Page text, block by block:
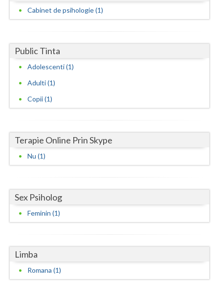
Maramures
Mures
Neamt
Prahova
Satu-Mare
Sibiu
Suceava
Teleorman
Tulcea
Valcea
Cabinet de psihologie (1)
Public Tinta
Adolescenti (1)
Adulti (1)
Copii (1)
Terapie Online Prin Skype
Nu (1)
Sex Psiholog
Feminin (1)
Limba
Romana (1)